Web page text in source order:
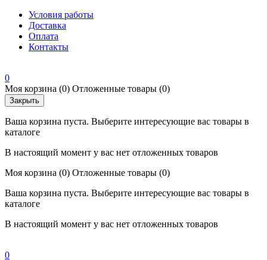
Условия работы
Доставка
Оплата
Контакты
0
Моя корзина (0) Отложенные товары (0)
Закрыть
Ваша корзина пуста. Выберите интересующие вас товары в
каталоге
В настоящий момент у вас нет отложенных товаров
Моя корзина (0) Отложенные товары (0)
Ваша корзина пуста. Выберите интересующие вас товары в
каталоге
В настоящий момент у вас нет отложенных товаров
0